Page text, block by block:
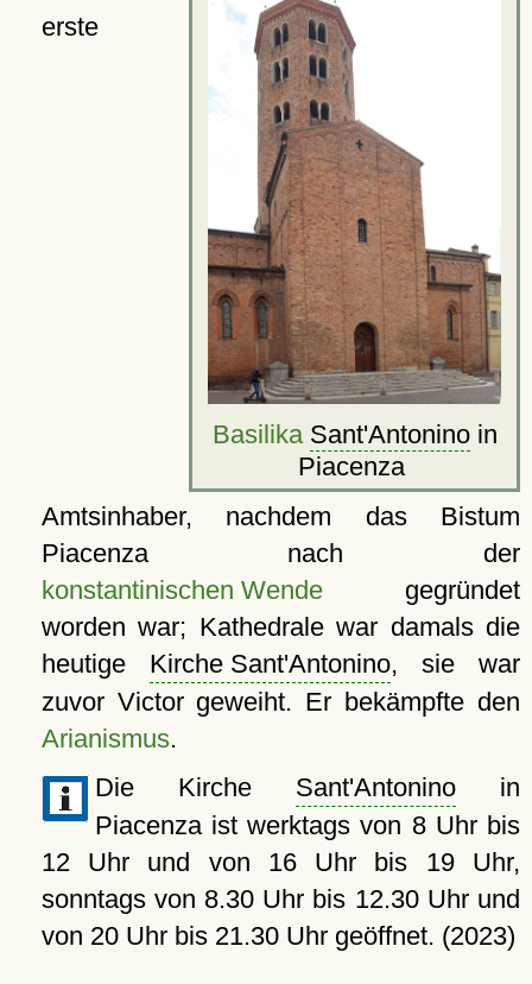
Basilika Sant'Antoninoin
Piacenza
erste
Amtsinhaber, nachdem das Bistum
Piacenza nach der
konstantinischen Wendegegründet
worden war; Kathedrale war damals die
heutige Kirche Sant'Antonino, sie war
zuvor Victor geweiht. Er bekämpfte den
Arianismus.
Die Kirche Sant'Antoninoin
Piacenza ist werktags von 8 Uhr bis
12 Uhr und von 16 Uhr bis 19 Uhr,
sonntags von 8.30 Uhr bis 12.30 Uhr und
von 20 Uhr bis 21.30 Uhr geöffnet. (2023)